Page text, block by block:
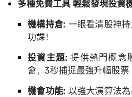
多種免費工具 輕鬆發現投資
機構持倉: 一眼看清股神
功課！
投資主題:提供熱門概念
會，3秒捕捉最強升幅股票
機會功能: 以強大演算法